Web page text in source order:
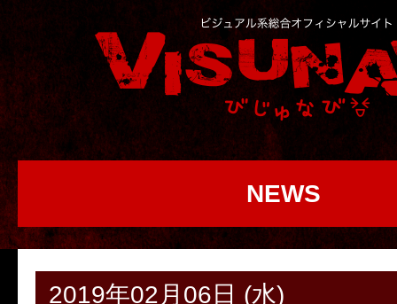
NEWS
2019年02月06日 (水)